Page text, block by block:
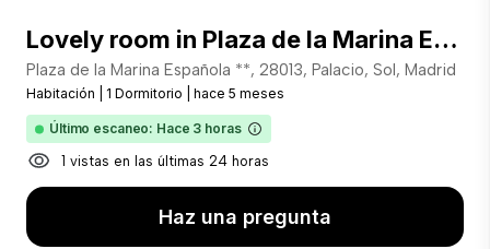
Lovely room in Plaza de la Marina Española
Plaza de la Marina Española **, 28013, Palacio, Sol, Madrid
Habitación 1 Dormitorio hace 5 meses
Último escaneo: Hace 3 horas
1 vistas en las últimas 24 horas
Haz una pregunta